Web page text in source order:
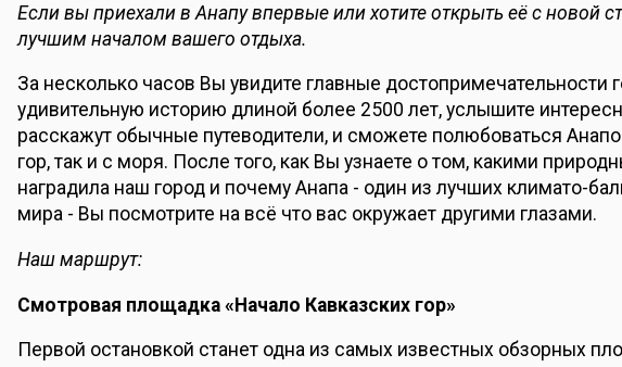
Если вы приехали в Анапу впервые или хотите открыть её с новой
лучшим началом вашего отдыха.
За несколько часов Вы увидите главные достопримечательности
удивительную историю длиной более 2500 лет, услышите
расскажут обычные путеводители, и сможете полюбоваться
гор, так и с моря. После того, как Вы узнаете о том, какими
наградила наш город и почему Анапа - один из лучших климато-
мира - Вы посмотрите на всё что вас окружает другими глазами.
Наш маршрут:
Смотровая площадка «Начало Кавказских гор»
Первой остановкой станет одна из самых известных обзорных